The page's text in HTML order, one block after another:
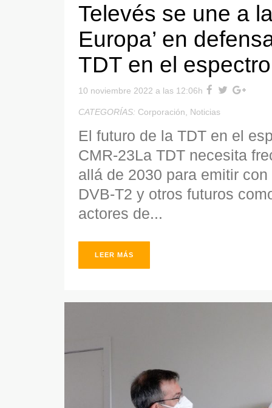
Televés se une a
Europa’ en
TDT en el
10 noviembre 2022 a las 12:06h
CATEGORÍAS: Corporación, Noticias
El futuro de la TDT en el
CMR-23La TDT necesita
allá de 2030 para emitir
DVB-T2 y otros futuros
actores de...
LEER MÁS